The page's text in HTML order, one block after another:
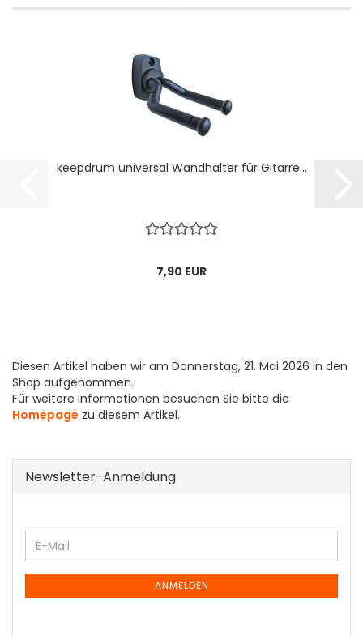
keepdrum universal Wandhalter für Gitarre...
7,90 EUR
Diesen Artikel haben wir am Donnerstag, 21. Mai 2026 in den
Shop aufgenommen.
Für weitere Informationen besuchen Sie bitte die
Homepage zu diesem Artikel.
Newsletter-Anmeldung
WEITER
ZUR
NEWSLETTER-
E-
Mail
ANMELDEN